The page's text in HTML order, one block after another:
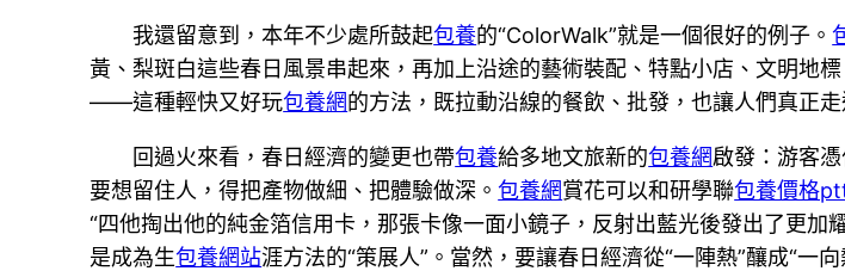
我還留意到，本年不少處所鼓起包養的“ColorWalk”就是一個很好的例子。
黃、梨斑白這些春日風景串起來，再加上沿途的藝術裝配、特點小店、文明地
——這種輕快又好玩包養網的方法，既拉動沿線的餐飲、批發，也讓人們真正走
回過火來看，春日經濟的變更也帶包養給多地文旅新的包養網啟發：游客
要想留住人，得把產物做細、把體驗做深。包養網賞花可以和研學聯包養價格
“四他掏出他的純金箔信用卡，那張卡像一面小鏡子，反射出藍光後發出了更加
是成為生包養網站涯方法的“策展人”。當然，要讓春日經濟從“一陣熱”釀成“一